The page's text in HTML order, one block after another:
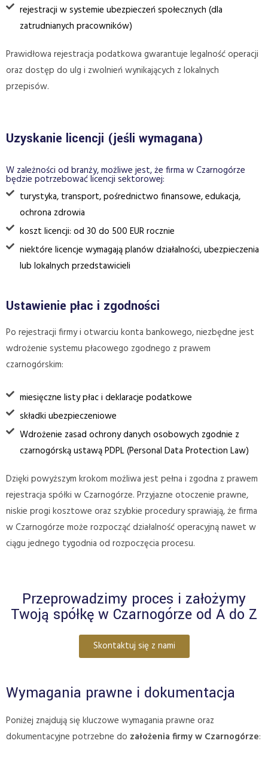
rejestracji w systemie ubezpieczeń społecznych (dla
zatrudnianych pracowników)
Prawidłowa rejestracja podatkowa gwarantuje legalność operacji
oraz dostęp do ulg i zwolnień wynikających z lokalnych
przepisów.
Uzyskanie licencji (jeśli wymagana)
W zależności od branży, możliwe jest, że firma w Czarnogórze
będzie potrzebować licencji sektorowej:
turystyka, transport, pośrednictwo finansowe, edukacja,
ochrona zdrowia
koszt licencji: od 30 do 500 EUR rocznie
niektóre licencje wymagają planów działalności, ubezpieczenia
lub lokalnych przedstawicieli
Ustawienie płac i zgodności
Po rejestracji firmy i otwarciu konta bankowego, niezbędne jest
wdrożenie systemu płacowego zgodnego z prawem
czarnogórskim:
miesięczne listy płac i deklaracje podatkowe
składki ubezpieczeniowe
Wdrożenie zasad ochrony danych osobowych zgodnie z
czarnogórską ustawą PDPL (Personal Data Protection Law)
Dzięki powyższym krokom możliwa jest pełna i zgodna z prawem
rejestracja spółki w Czarnogórze. Przyjazne otoczenie prawne,
niskie progi kosztowe oraz szybkie procedury sprawiają, że firma
w Czarnogórze może rozpocząć działalność operacyjną nawet w
ciągu jednego tygodnia od rozpoczęcia procesu.
Przeprowadzimy proces i założymy
Twoją spółkę w Czarnogórze od A do Z
Skontaktuj się z nami
Wymagania prawne i dokumentacja
Poniżej znajdują się kluczowe wymagania prawne oraz
dokumentacyjne potrzebne do założenia firmy w Czarnogórze: